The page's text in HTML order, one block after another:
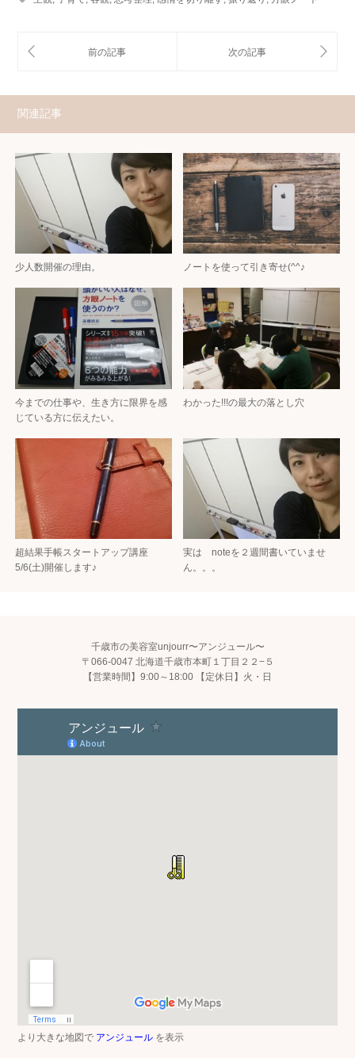
関連記事
少人数開催の理由。 ノートを使って引き寄せ(^^♪
今までの仕事や、生き方に限界を感
じている方に伝えたい。
わかった!!!の最大の落とし穴
超結果手帳スタートアップ講座
5/6(土)開催します♪
実は noteを２週間書いていませ
ん。。。
千歳市の美容室unjourr〜アンジュール〜
〒066-0047 北海道千歳市本町１丁目２２−５
【営業時間】9:00～18:00 【定休日】火・日
より大きな地図で アンジュール を表示